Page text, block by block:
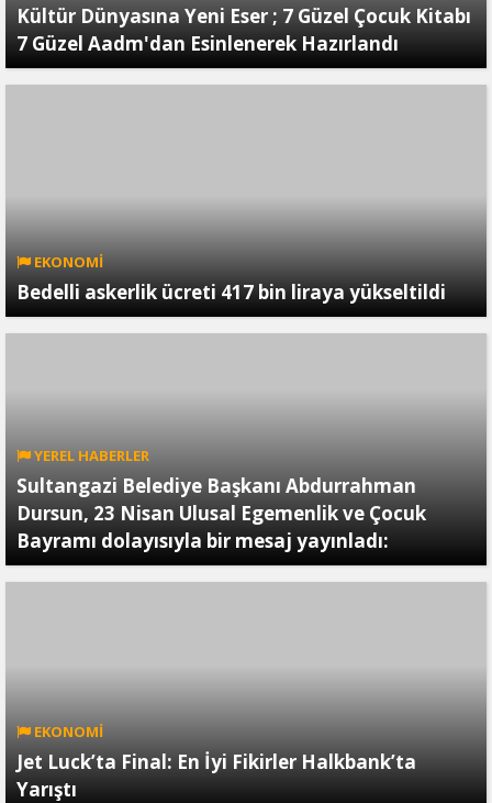
Kültür Dünyasına Yeni Eser ; 7 Güzel Çocuk Kitabı
7 Güzel Aadm'dan Esinlenerek Hazırlandı
EKONOMİ
Bedelli askerlik ücreti 417 bin liraya yükseltildi
YEREL HABERLER
Sultangazi Belediye Başkanı Abdurrahman
Dursun, 23 Nisan Ulusal Egemenlik ve Çocuk
Bayramı dolayısıyla bir mesaj yayınladı:
EKONOMİ
Jet Luck’ta Final: En İyi Fikirler Halkbank’ta
Yarıştı